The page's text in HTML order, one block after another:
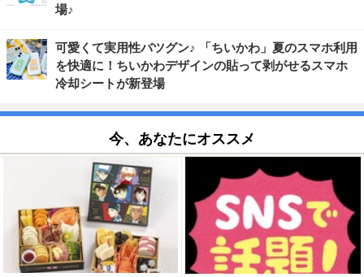
場♪
可愛くて実用性バツグン♪ 「ちいかわ」夏のスマホ利用
を快適に！ちいかわデザインの貼って剥がせるスマホ
冷却シートが新登場
今、あなたにオススメ